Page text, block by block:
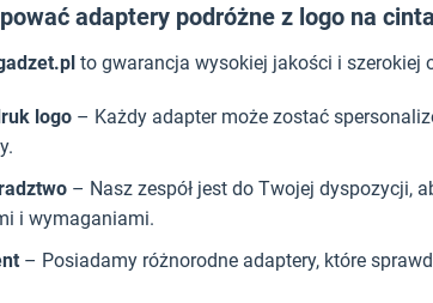
adaptery podróżne z logo na
to gwarancja wysokiej jakości i szerokiej
logo– Każdy adapter może zostać
– Nasz zespół jest do Twojej dyspozycji,
i wymaganiami.
– Posiadamy różnorodne adaptery, które